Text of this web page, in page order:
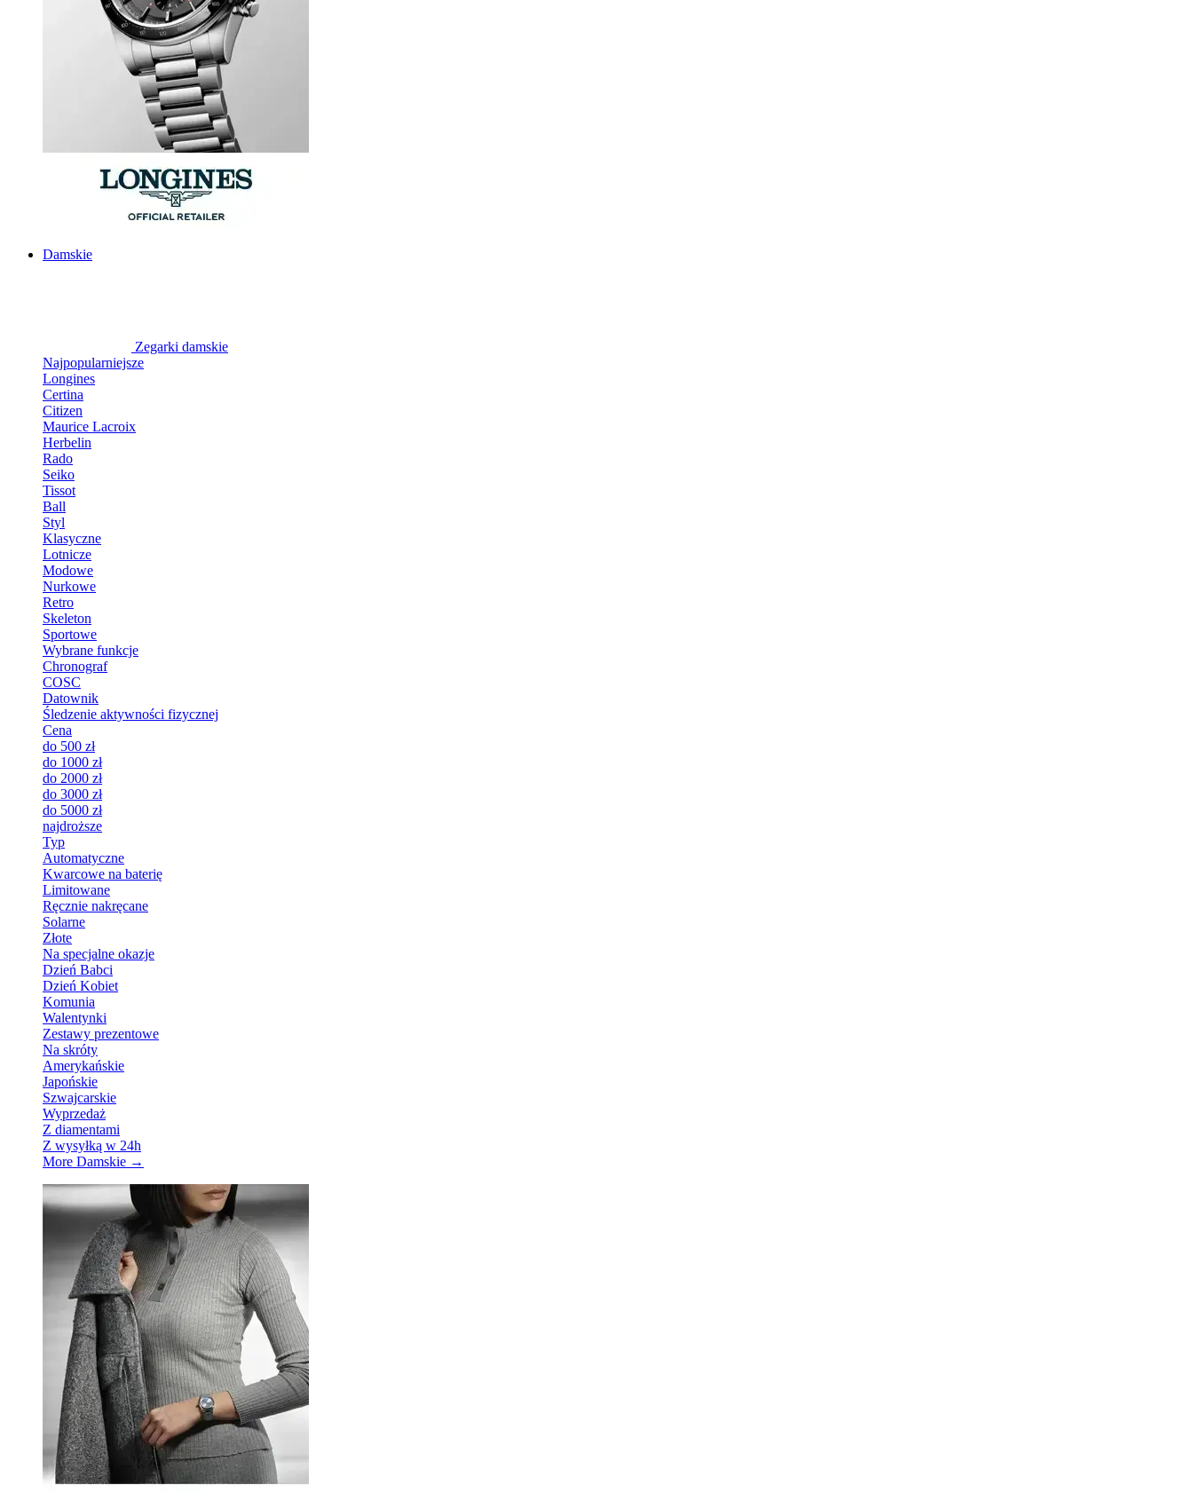
Damskie
Zegarki damskie
Najpopularniejsze
Longines
Certina
Citizen
Maurice Lacroix
Herbelin
Rado
Seiko
Tissot
Ball
Styl
Klasyczne
Lotnicze
Modowe
Nurkowe
Retro
Skeleton
Sportowe
Wybrane funkcje
Chronograf
COSC
Datownik
Śledzenie aktywności fizycznej
Cena
do 500 zł
do 1000 zł
do 2000 zł
do 3000 zł
do 5000 zł
najdroższe
Typ
Automatyczne
Kwarcowe na baterię
Limitowane
Ręcznie nakręcane
Solarne
Złote
Na specjalne okazje
Dzień Babci
Dzień Kobiet
Komunia
Walentynki
Zestawy prezentowe
Na skróty
Amerykańskie
Japońskie
Szwajcarskie
Wyprzedaż
Z diamentami
Z wysyłką w 24h
More Damskie →